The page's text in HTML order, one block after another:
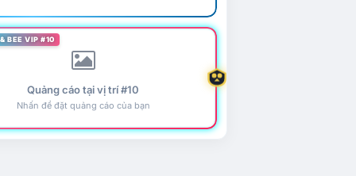
BEE VIP #10
Quảng cáo tại vị trí #10
Nhấn để đặt quảng cáo của bạn